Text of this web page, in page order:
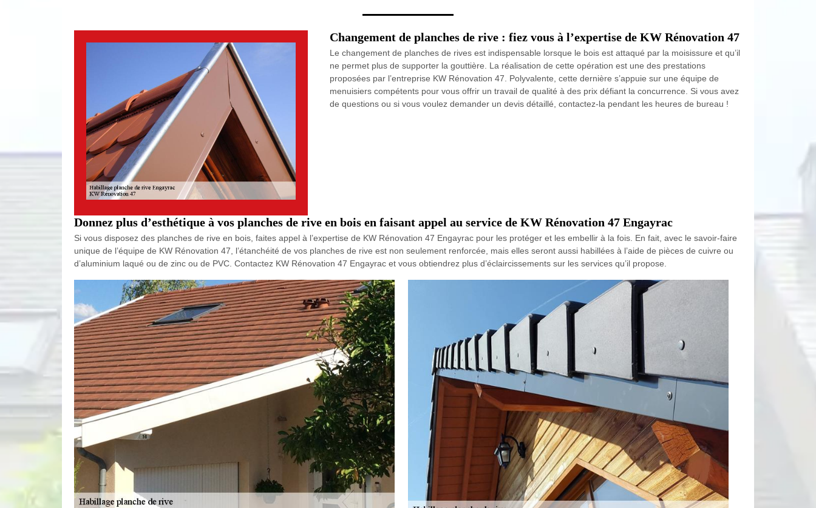
Changement de planches de rive : fiez vous à l’expertise de KW Rénovation 47
Le changement de planches de rives est indispensable lorsque le bois est attaqué par la moisissure et qu’il
ne permet plus de supporter la gouttière. La réalisation de cette opération est une des prestations
proposées par l’entreprise KW Rénovation 47. Polyvalente, cette dernière s’appuie sur une équipe de
menuisiers compétents pour vous offrir un travail de qualité à des prix défiant la concurrence. Si vous avez
de questions ou si vous voulez demander un devis détaillé, contactez-la pendant les heures de bureau !
Donnez plus d’esthétique à vos planches de rive en bois en faisant appel au service de KW Rénovation 47 Engayrac
Si vous disposez des planches de rive en bois, faites appel à l’expertise de KW Rénovation 47 Engayrac pour les protéger et les embellir à la fois. En fait, avec le savoir-faire
unique de l’équipe de KW Rénovation 47, l’étanchéité de vos planches de rive est non seulement renforcée, mais elles seront aussi habillées à l’aide de pièces de cuivre ou
d’aluminium laqué ou de zinc ou de PVC. Contactez KW Rénovation 47 Engayrac et vous obtiendrez plus d’éclaircissements sur les services qu’il propose.